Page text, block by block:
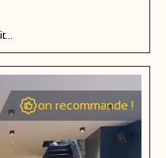
on recommande !